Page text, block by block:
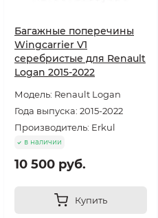
Багажные поперечины
Wingcarrier V1
серебристые для Renault
Logan 2015-2022
Модель: Renault Logan
Года выпуска: 2015-2022
Производитель: Erkul
в наличии
10 500 руб.
Купить